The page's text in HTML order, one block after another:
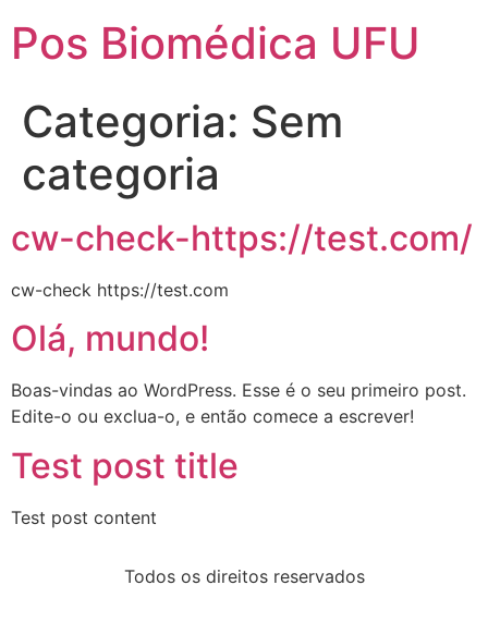
Pos Biomédica UFU
Categoria: Sem
categoria
cw-check-https://test.com/
cw-check https://test.com
Olá, mundo!
Boas-vindas ao WordPress. Esse é o seu primeiro post.
Edite-o ou exclua-o, e então comece a escrever!
Test post title
Test post content
Todos os direitos reservados